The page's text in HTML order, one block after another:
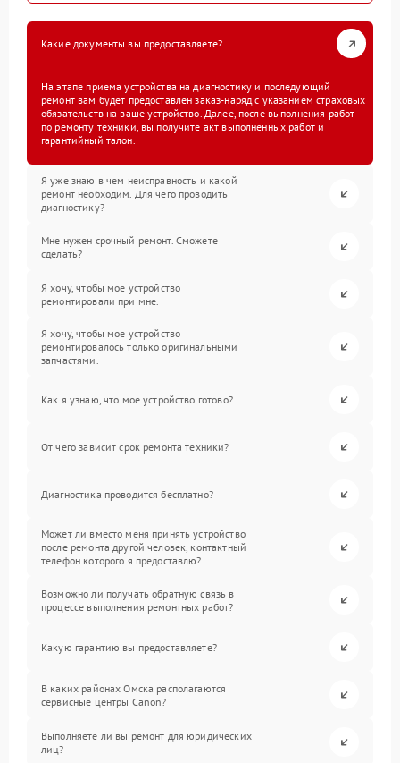
Какие документы вы предоставляете?
На этапе приема устройства на диагностику и последующий
ремонт вам будет предоставлен заказ-наряд с указанием страховых
обязательств на ваше устройство. Далее, после выполнения работ
по ремонту техники, вы получите акт выполненных работ и
гарантийный талон.
Я уже знаю в чем неисправность и какой
ремонт необходим. Для чего проводить
диагностику?
Мне нужен срочный ремонт. Сможете
сделать?
Я хочу, чтобы мое устройство
ремонтировали при мне.
Я хочу, чтобы мое устройство
ремонтировалось только оригинальными
запчастями.
Как я узнаю, что мое устройство готово?
От чего зависит срок ремонта техники?
Диагностика проводится бесплатно?
Может ли вместо меня принять устройство
после ремонта другой человек, контактный
телефон которого я предоставлю?
Возможно ли получать обратную связь в
процессе выполнения ремонтных работ?
Какую гарантию вы предоставляете?
В каких районах Омска располагаются
сервисные центры Canon?
Выполняете ли вы ремонт для юридических
лиц?